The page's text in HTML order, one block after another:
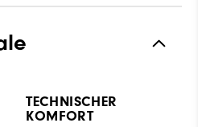
TECHNISCHER
KOMFORT